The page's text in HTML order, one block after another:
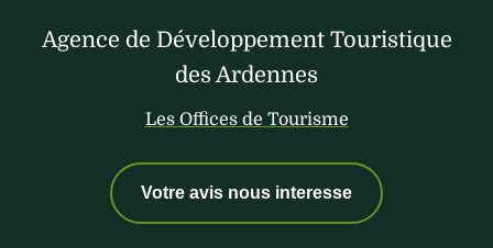
Agence de Développement Touristique
des Ardennes
Les Offices de Tourisme
Votre avis nous interesse